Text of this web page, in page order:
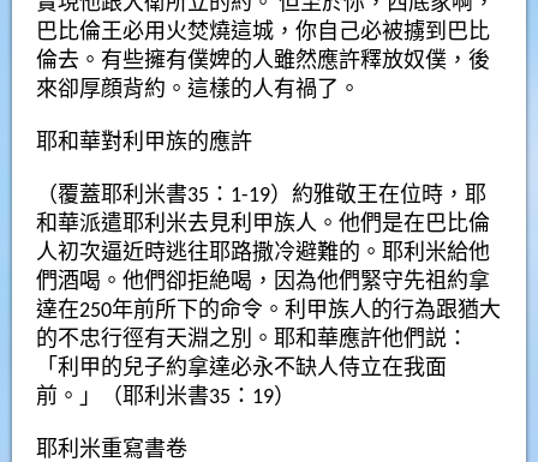
巴比倫王必用火焚燒這城，你自己必被擄到巴比
倫去。有些擁有僕婢的人雖然應許釋放奴僕，後
來卻厚顔背約。這樣的人有禍了。
耶和華對利甲族的應許
（覆蓋耶利米書35：1-19）約雅敬王在位時，耶
和華派遣耶利米去見利甲族人。他們是在巴比倫
人初次逼近時逃往耶路撒冷避難的。耶利米給他
們酒喝。他們卻拒絶喝，因為他們緊守先祖約拿
達在250年前所下的命令。利甲族人的行為跟猶大
的不忠行徑有天淵之別。耶和華應許他們説：
「利甲的兒子約拿達必永不缺人侍立在我面
前。」（耶利米書35：19）
耶利米重寫書卷